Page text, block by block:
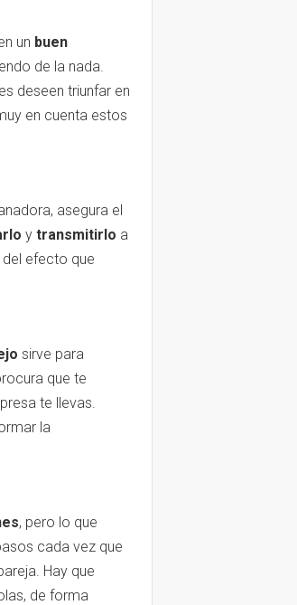
un buen
de la nada.
deseen triunfar en
en cuenta estos
asegura el
y transmitirlo a
efecto que
sirve para
que te
te llevas.
la
, pero lo que
cada vez que
Hay que
de forma